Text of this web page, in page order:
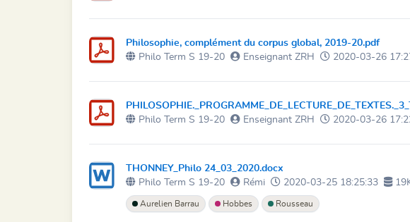
Philosophie, complément du corpus global, 2019-20.pdf
Philo Term S 19-20
Enseignant ZRH 2020-03-26
Philo Term S 19-20
Enseignant ZRH 2020-03-26
THONNEY_Philo 24_03_2020.docx
Philo Term S 19-20
Rémi 2020-03-25 18:25:33
Aurelien Barrau Hobbes Rousseau